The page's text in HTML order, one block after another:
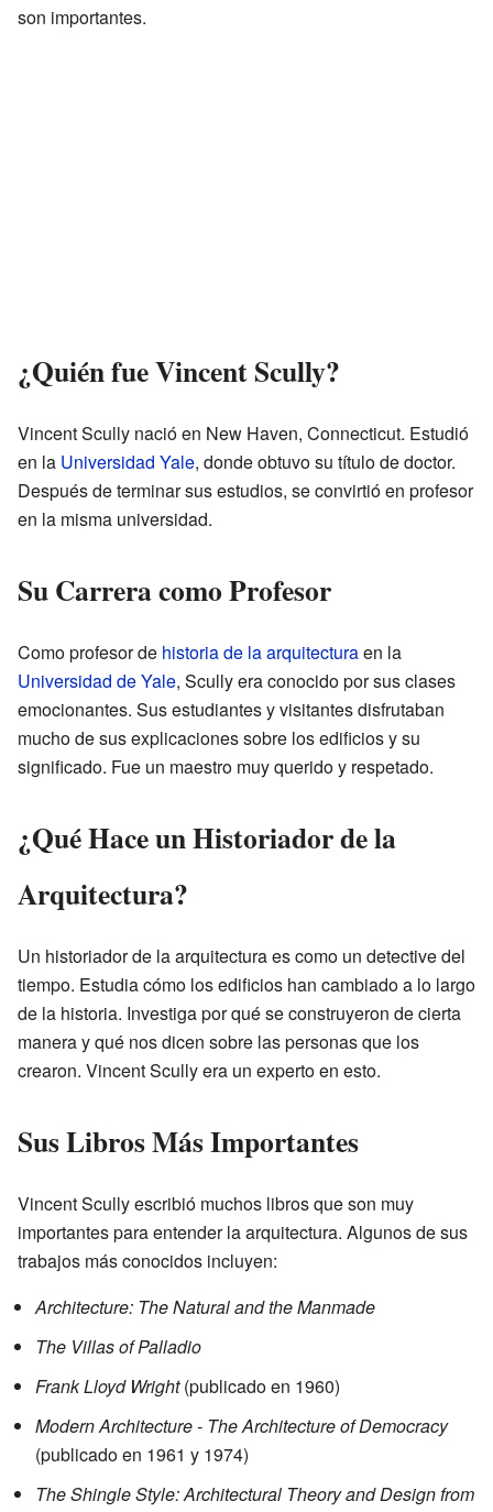
son importantes.
¿Quién fue Vincent Scully?
Vincent Scully nació en New Haven, Connecticut. Estudió
en la Universidad Yale, donde obtuvo su título de doctor.
Después de terminar sus estudios, se convirtió en profesor
en la misma universidad.
Su Carrera como Profesor
Como profesor de historia de la arquitecturaen la
Universidad de Yale, Scully era conocido por sus clases
emocionantes. Sus estudiantes y visitantes disfrutaban
mucho de sus explicaciones sobre los edificios y su
significado. Fue un maestro muy querido y respetado.
¿Qué Hace un Historiador de la
Arquitectura?
Un historiador de la arquitectura es como un detective del
tiempo. Estudia cómo los edificios han cambiado a lo largo
de la historia. Investiga por qué se construyeron de cierta
manera y qué nos dicen sobre las personas que los
crearon. Vincent Scully era un experto en esto.
Sus Libros Más Importantes
Vincent Scully escribió muchos libros que son muy
importantes para entender la arquitectura. Algunos de sus
trabajos más conocidos incluyen:
Architecture: The Natural and the Manmade
The Villas of Palladio
Frank Lloyd Wright(publicado en 1960)
Modern Architecture - The Architecture of Democracy
(publicado en 1961 y 1974)
The Shingle Style: Architectural Theory and Design from